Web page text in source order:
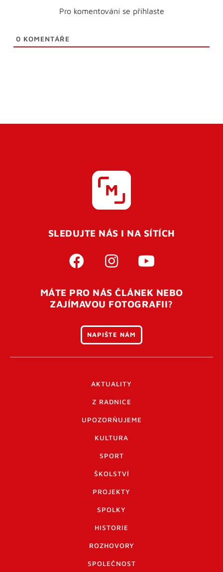
Pro komentování se přihlaste
0 KOMENTÁŘE
SLEDUJTE NÁS I NA SÍTÍCH
MÁTE PRO NÁS ČLÁNEK NEBO
ZAJÍMAVOU FOTOGRAFII?
NAPIŠTE NÁM
AKTUALITY
Z RADNICE
UPOZORŇUJEME
KULTURA
SPORT
ŠKOLSTVÍ
PROJEKTY
SPOLKY
HISTORIE
ROZHOVORY
SPOLEČNOST